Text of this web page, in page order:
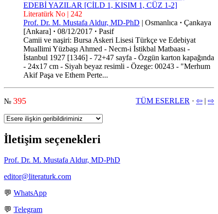
EDEBİ YAZILAR [CİLD 1, KISIM 1, CÜZ 1-2]
Literatürk No | 242
Prof. Dr. M. Mustafa Aldur, MD-PhD | Osmanlıca · Çankaya
[Ankara] · 08/12/2017 · Pasif
Camii ve naşiri: Bursa Askeri Lisesi Türkçe ve Edebiyat
Muallimi Yüzbaşı Ahmed - Necm-i İstikbal Matbaası -
İstanbul 1927 [1346] - 72+47 sayfa - Özgün karton kapağında
- 24x17 cm - Siyah beyaz resimli - Özege: 00243 - "Merhum
Akif Paşa ve Ethem Perte...
№ 395 TÜM ESERLER · ⇦ | ⇨
İletişim seçenekleri
Prof. Dr. M. Mustafa Aldur, MD-PhD
editor@literaturk.com
💬 WhatsApp
💬 Telegram